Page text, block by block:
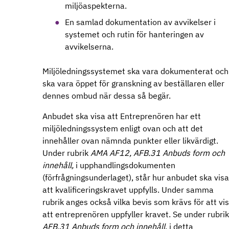
miljöaspekterna.
En samlad dokumentation av avvikelser i
systemet och rutin för hanteringen av
avvikelserna.
Miljöledningssystemet ska vara dokumenterat och
ska vara öppet för granskning av beställaren eller
dennes ombud när dessa så begär.
Anbudet ska visa att Entreprenören har ett
miljöledningssystem enligt ovan och att det
innehåller ovan nämnda punkter eller likvärdigt.
Under rubrik AMA AF12, AFB.31 Anbuds form och
innehåll, i upphandlingsdokumenten
(förfrågningsunderlaget), står hur anbudet ska visa
att kvalificeringskravet uppfylls. Under samma
rubrik anges också vilka bevis som krävs för att
att entreprenören uppfyller kravet. Se under rubrik
AFB.31 Anbuds form och innehåll, i detta